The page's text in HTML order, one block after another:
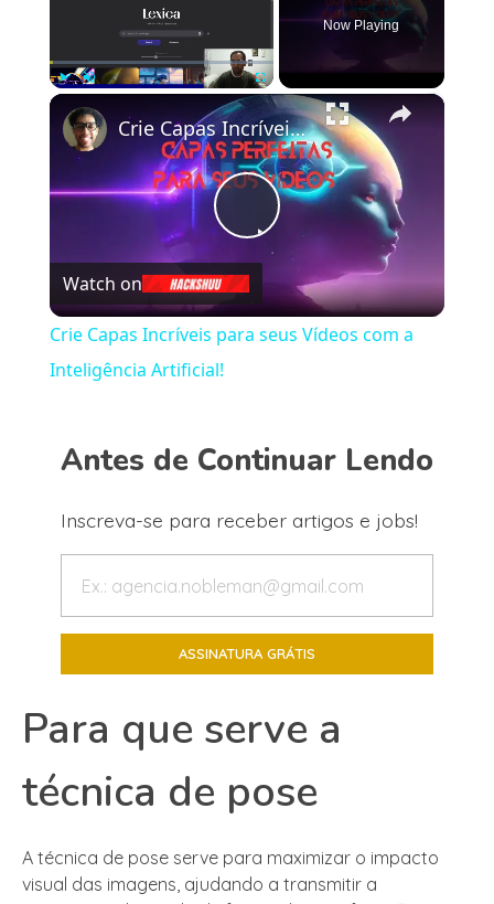
Fullscreen
Now Playing
×
Play
Video
Crie Capas Incríveis para seus Vídeos com a Inteligência Artificial!
Watch on
Crie Capas Incríveis para seus Vídeos com a
Inteligência Artificial!
Antes de Continuar Lendo
Inscreva-se para receber artigos e jobs!
Para que serve a
técnica de pose
A técnica de pose serve para maximizar o impacto
visual das imagens, ajudando a transmitir a